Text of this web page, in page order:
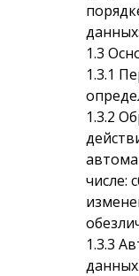
1.3
1.3.1
1.3.2
числе:
1.3.3